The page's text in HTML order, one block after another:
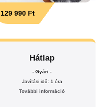
129 990 Ft
Hátlap
- Gyári -
Javítási idő: 1 óra
További információ